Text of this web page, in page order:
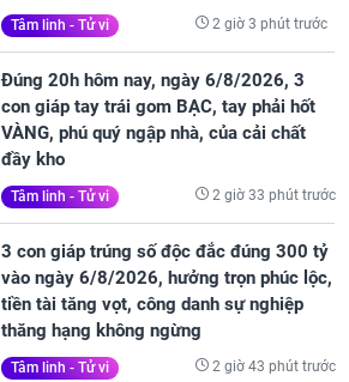
Tâm linh - Tử vi 2 giờ 3 phút trước
Đúng 20h hôm nay, ngày 6/8/2026, 3
con giáp tay trái gom BẠC, tay phải hốt
VÀNG, phú quý ngập nhà, của cải chất
đầy kho
Tâm linh - Tử vi 2 giờ 33 phút trước
3 con giáp trúng số độc đắc đúng 300 tỷ
vào ngày 6/8/2026, hưởng trọn phúc lộc,
tiền tài tăng vọt, công danh sự nghiệp
thăng hạng không ngừng
Tâm linh - Tử vi 2 giờ 43 phút trước